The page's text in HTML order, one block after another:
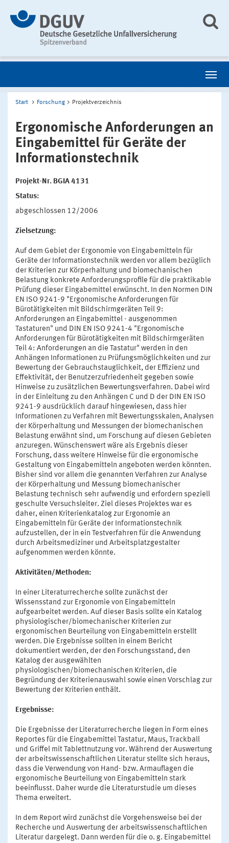
Start Forschung Projektverzeichnis
Ergonomische Anforderungen an
Eingabemittel für Geräte der
Informationstechnik
Projekt-Nr. BGIA 4131
Status:
abgeschlossen 12/2006
Zielsetzung:
Auf dem Gebiet der Ergonomie von Eingabemitteln für
Geräte der Informationstechnik werden vor allem bezüglich
der Kriterien zur Körperhaltung und biomechanischen
Belastung konkrete Anforderungsprofile für die praktikable
Prüfung dieser Eingabemittel erwünscht. In den Normen DIN
EN ISO 9241-9 "Ergonomische Anforderungen für
Bürotätigkeiten mit Bildschirmgeräten Teil 9:
Anforderungen an Eingabemittel - ausgenommen
Tastaturen" und DIN EN ISO 9241-4 "Ergonomische
Anforderungen für Bürotätigkeiten mit Bildschirmgeräten
Teil 4: Anforderungen an die Tastatur" werden in den
Anhängen Informationen zu Prüfungsmöglichkeiten und zur
Bewertung der Gebrauchstauglichkeit, der Effizienz und
Effektivität, der Benutzerzufriedenheit gegeben sowie
Hinweise zu zusätzlichen Bewertungsverfahren. Dabei wird
in der Einleitung zu den Anhängen C und D der DIN EN ISO
9241-9 ausdrücklich darauf hingewiesen, dass hier
Informationen zu Verfahren mit Bewertungsskalen, Analysen
der Körperhaltung und Messungen der biomechanischen
Belastung erwähnt sind, um Forschung auf diesen Gebieten
anzuregen. Wünschenswert wäre als Ergebnis dieser
Forschung, dass weitere Hinweise für die ergonomische
Gestaltung von Eingabemitteln angeboten werden könnten.
Bisher sind vor allem die genannten Verfahren zur Analyse
der Körperhaltung und Messung biomechanischer
Belastung technisch sehr aufwendig und erfordern speziell
geschulte Versuchsleiter. Ziel dieses Projektes war es
daher, einen Kriterienkatalog zur Ergonomie an
Eingabemitteln für Geräte der Informationstechnik
aufzustellen, der in ein Testverfahren für die Anwendung
durch Arbeitsmediziner und Arbeitsplatzgestalter
aufgenommen werden könnte.
Aktivitäten/Methoden:
In einer Literaturrecherche sollte zunächst der
Wissensstand zur Ergonomie von Eingabemitteln
aufgearbeitet werden. Auf dieser Basis sollte ein Katalog
physiologischer/biomechanischer Kriterien zur
ergonomischen Beurteilung von Eingabemitteln erstellt
werden. Die Ergebnisse sollten in einem Bericht
dokumentiert werden, der den Forschungsstand, den
Katalog der ausgewählten
physiologischen/biomechanischen Kriterien, die
Begründung der Kriterienauswahl sowie einen Vorschlag zur
Bewertung der Kriterien enthält.
Ergebnisse:
Die Ergebnisse der Literaturrecherche liegen in Form eines
Reportes für die Eingabemittel Tastatur, Maus, Trackball
und Griffel mit Tablettnutzung vor. Während der Auswertung
der arbeitswissenschaftlichen Literatur stellte sich heraus,
dass die Verwendung von Hand- bzw. Armauflagen die
ergonomische Beurteilung von Eingabemitteln stark
beeinflusst. Daher wurde die Literaturstudie um dieses
Thema erweitert.
In dem Report wird zunächst die Vorgehensweise bei der
Recherche und Auswertung der arbeitswissenschaftlichen
Literatur dargelegt. Dann werden für die o. g. Eingabemittel